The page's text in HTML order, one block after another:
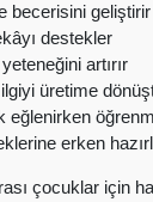
becerisini geliştirir
destekler
artırır
üretime
eğlenirken
erken
çocuklar için